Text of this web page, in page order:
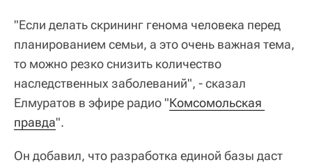
"Если делать скрининг генома человека перед
планированием семьи, а это очень важная тема,
то можно резко снизить количество
наследственных заболеваний", - сказал
Елмуратов в эфире радио "Комсомольская
правда".
Он добавил, что разработка единой базы даст